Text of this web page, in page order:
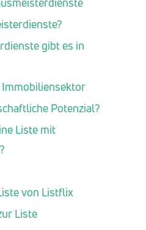
gibt es in
Potenzial?
Liste mit
von Listflix
Liste